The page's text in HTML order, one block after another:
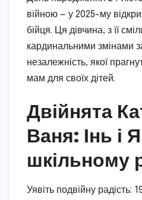
війною — у 2025-му
бійця. Ця дівчина, з її
кардинальними змінами
незалежність, якої
мам для своїх дітей.
Двійнята
Ваня: Інь і
шкільному
Уявіть подвійну радість: